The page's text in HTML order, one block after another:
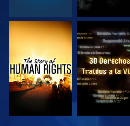
VE VE